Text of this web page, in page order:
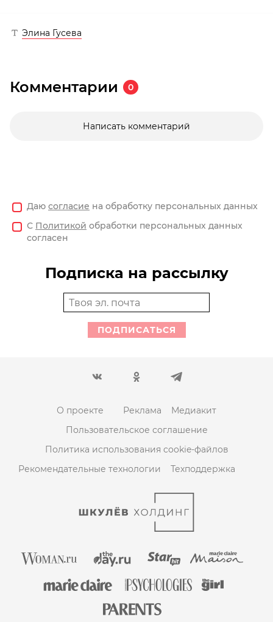
Элина Гусева
Комментарии 0
Написать комментарий
Даю согласие на обработку персональных данных
С Политикой обработки персональных данных
согласен
Подписка на рассылку
ПОДПИСАТЬСЯ
О проекте Реклама
Медиакит
Пользовательское соглашение
Политика использования cookie-файлов
Рекомендательные технологии
Техподдержка